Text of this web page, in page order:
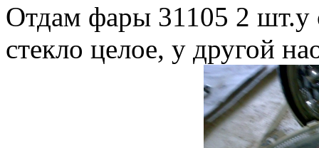
Отдам фары 31105 2 шт.у
стекло целое, у другой